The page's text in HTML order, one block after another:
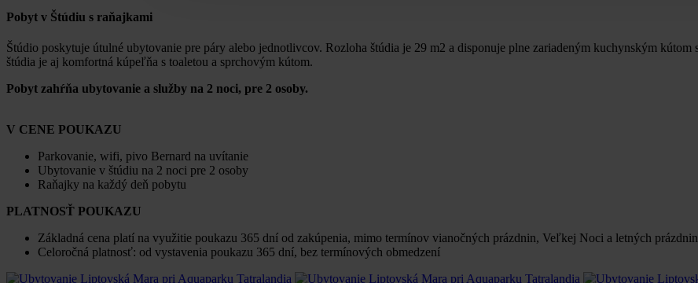
Pobyt v Štúdiu s raňajkami
Štúdio poskytuje útulné ubytovanie pre páry alebo jednotlivcov. Rozloha štúdia je 29 m2 a disponuje plne zariadeným kuchynským
štúdia je aj komfortná kúpeľňa s toaletou a sprchovým kútom.
Pobyt zahŕňa ubytovanie a služby na 2 noci, pre 2 osoby.
V CENE POUKAZU
Parkovanie, wifi, pivo Bernard na uvítanie
Ubytovanie v štúdiu na 2 noci pre 2 osoby
Raňajky na každý deň pobytu
PLATNOSŤ POUKAZU
Základná cena platí na využitie poukazu 365 dní od zakúpenia, mimo termínov vianočných prázdnin, Veľkej Noci a letných prázdnin
Celoročná platnosť: od vystavenia poukazu 365 dní, bez termínových obmedzení